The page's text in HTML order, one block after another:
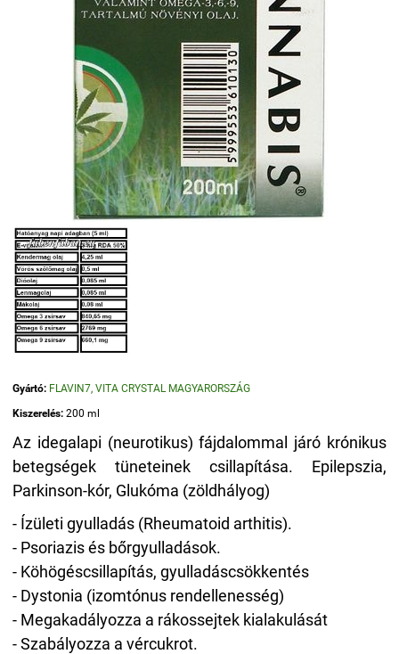
Gyártó: FLAVIN7, VITA CRYSTAL MAGYARORSZÁG
Kiszerelés: 200 ml
Az idegalapi (neurotikus) fájdalommal járó krónikus
betegségek tüneteinek csillapítása. Epilepszia,
Parkinson-kór, Glukóma (zöldhályog)
- Ízületi gyulladás (Rheumatoid arthitis).
- Psoriazis és bőrgyulladások.
- Köhögéscsillapítás, gyulladáscsökkentés
- Dystonia (izomtónus rendellenesség)
- Megakadályozza a rákossejtek kialakulását
- Szabályozza a vércukrot.